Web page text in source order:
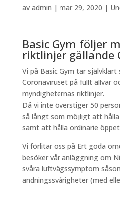
av admin | mar 29, 2020 |
Basic Gym följer
riktlinjer gällande
Vi på Basic Gym tar
Coronaviruset på fullt allvar
myndigheternas riktlinjer.
Då vi inte överstiger 50
så långt som möjligt att hålla
samt att hålla ordinarie
Vi förlitar oss på Ert goda
besöker vår anläggning om
svåra luftvägssymptom
andningssvårigheter (med